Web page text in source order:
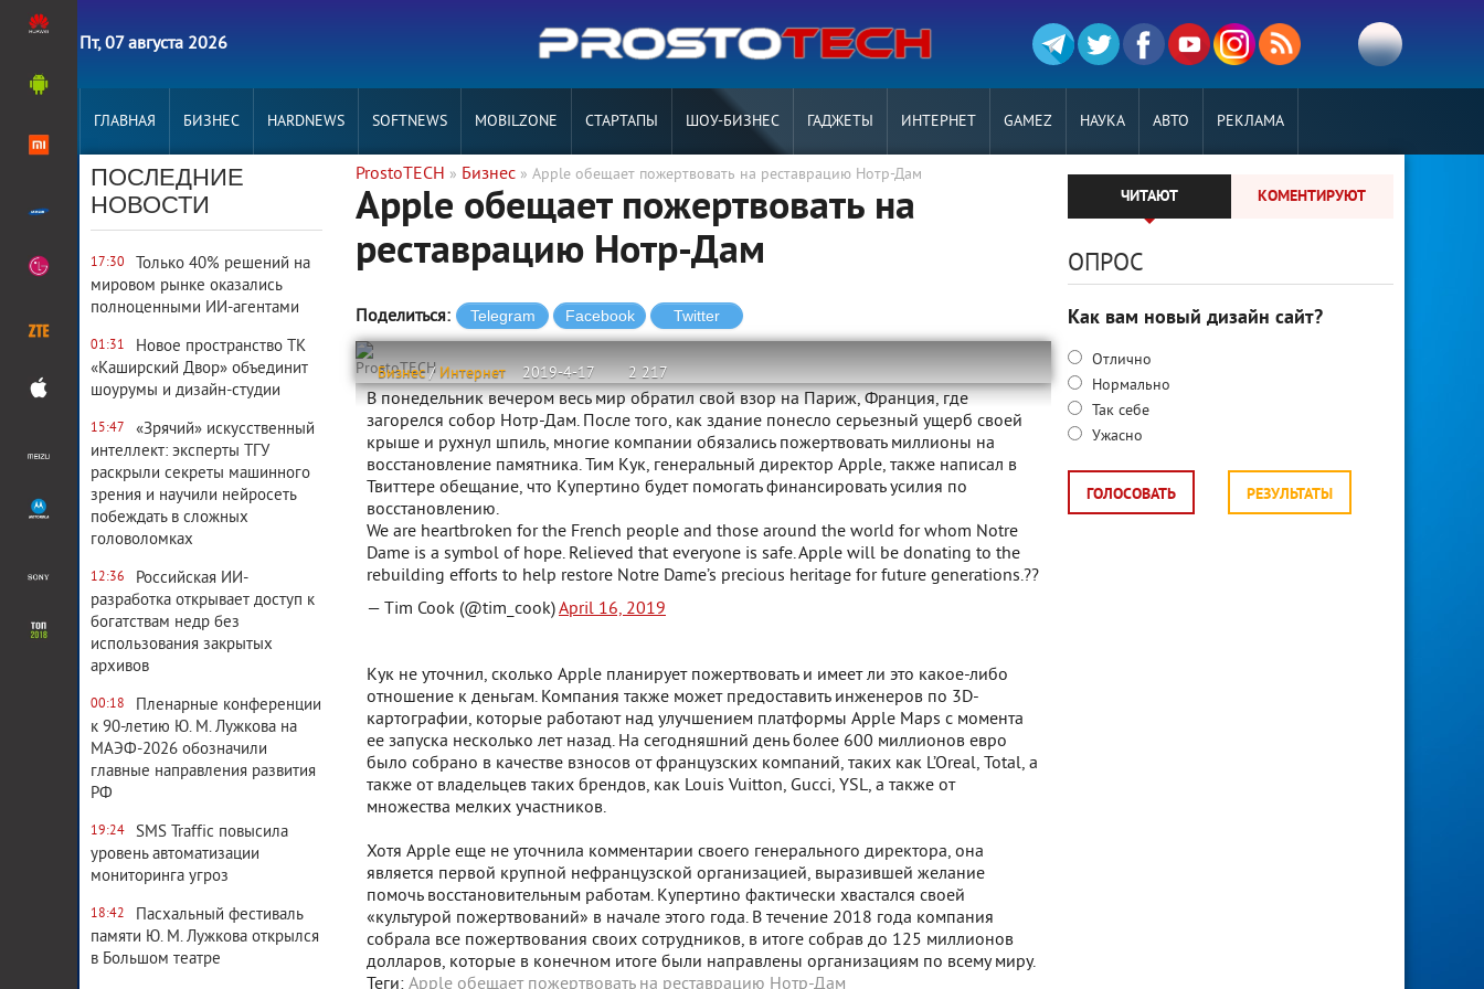
Пт, 07 августа 2026
ГЛАВНАЯ БИЗНЕС HARDNEWS SOFTNEWS MOBILZONE СТАРТАПЫ ШОУ-БИЗНЕС ГАДЖЕТЫ ИНТЕРНЕТ GAMEZ НАУКА АВТО РЕКЛАМА
ПОСЛЕДНИЕ
НОВОСТИ
17:30
Только 40% решений на
мировом рынке оказались
полноценными ИИ-агентами
01:31
Новое пространство ТК
«Каширский Двор» объединит
шоурумы и дизайн-студии
15:47
«Зрячий» искусственный
интеллект: эксперты ТГУ
раскрыли секреты машинного
зрения и научили нейросеть
побеждать в сложных
головоломках
12:36
Российская ИИ-
разработка открывает доступ к
богатствам недр без
использования закрытых
архивов
00:18
Пленарные конференции
к 90-летию Ю. М. Лужкова на
МАЭФ-2026 обозначили
главные направления развития
РФ
19:24
SMS Traffic повысила
уровень автоматизации
мониторинга угроз
18:42
Пасхальный фестиваль
памяти Ю. М. Лужкова открылся
в Большом театре
ProstoTECH » Бизнес » Apple обещает пожертвовать на реставрацию Нотр-Дам
Apple обещает пожертвовать на
реставрацию Нотр-Дам
Поделиться:
Бизнес/ Интернет 2019-4-17 2 217
ProstoTECH
В понедельник вечером весь мир обратил свой взор на Париж, Франция, где
загорелся собор Нотр-Дам. После того, как здание понесло серьезный ущерб своей
крыше и рухнул шпиль, многие компании обязались пожертвовать миллионы на
восстановление памятника. Тим Кук, генеральный директор Apple, также написал в
Твиттере обещание, что Купертино будет помогать финансировать усилия по
восстановлению.
We are heartbroken for the French people and those around the world for whom Notre
Dame is a symbol of hope. Relieved that everyone is safe. Apple will be donating to the
rebuilding efforts to help restore Notre Dame’s precious heritage for future generations.??
— Tim Cook (@tim_cook)April 16, 2019
Кук не уточнил, сколько Apple планирует пожертвовать и имеет ли это какое-либо
отношение к деньгам. Компания также может предоставить инженеров по 3D-
картографии, которые работают над улучшением платформы Apple Maps с момента
ее запуска несколько лет назад. На сегодняшний день более 600 миллионов евро
было собрано в качестве взносов от французских компаний, таких как L’Oreal, Total, а
также от владельцев таких брендов, как Louis Vuitton, Gucci, YSL, а также от
множества мелких участников.
Хотя Apple еще не уточнила комментарии своего генерального директора, она
является первой крупной нефранцузской организацией, выразившей желание
помочь восстановительным работам. Купертино фактически хвастался своей
«культурой пожертвований» в начале этого года. В течение 2018 года компания
собрала все пожертвования своих сотрудников, в итоге собрав до 125 миллионов
долларов, которые в конечном итоге были направлены организациям по всему миру.
Теги: Apple обещает пожертвовать на реставрацию Нотр-Дам
ЧИТАЮТ КОМЕНТИРУЮТ
ОПРОС
Как вам новый дизайн сайт?
Отлично
Нормально
Так себе
Ужасно
ГОЛОСОВАТЬ РЕЗУЛЬТАТЫ